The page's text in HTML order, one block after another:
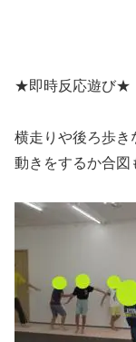
★即時反応遊び★
横走りや後ろ歩き
動きをするか合図